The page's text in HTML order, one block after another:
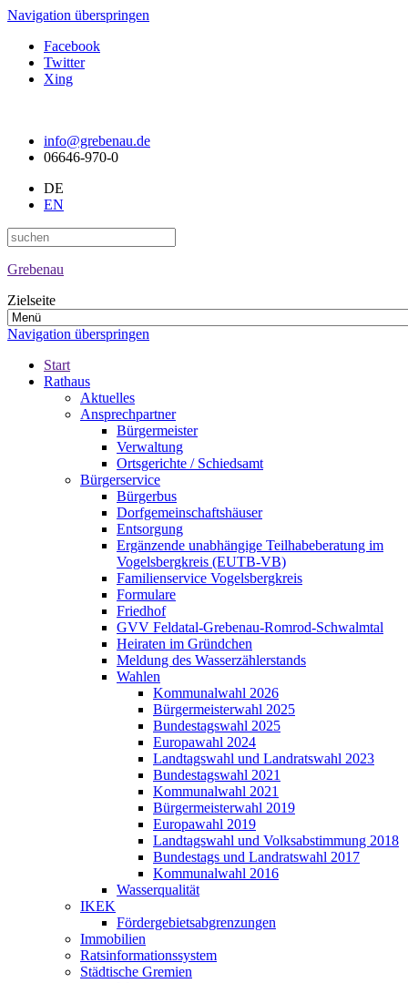
Navigation überspringen
Facebook
Twitter
Xing
info@grebenau.de
06646-970-0
DE
EN
Grebenau
Zielseite
Navigation überspringen
Start
Rathaus
Aktuelles
Ansprechpartner
Bürgermeister
Verwaltung
Ortsgerichte / Schiedsamt
Bürgerservice
Bürgerbus
Dorfgemeinschaftshäuser
Entsorgung
Ergänzende unabhängige Teilhabeberatung im
Vogelsbergkreis (EUTB-VB)
Familienservice Vogelsbergkreis
Formulare
Friedhof
GVV Feldatal-Grebenau-Romrod-Schwalmtal
Heiraten im Gründchen
Meldung des Wasserzählerstands
Wahlen
Kommunalwahl 2026
Bürgermeisterwahl 2025
Bundestagswahl 2025
Europawahl 2024
Landtagswahl und Landratswahl 2023
Bundestagswahl 2021
Kommunalwahl 2021
Bürgermeisterwahl 2019
Europawahl 2019
Landtagswahl und Volksabstimmung 2018
Bundestags und Landratswahl 2017
Kommunalwahl 2016
Wasserqualität
IKEK
Fördergebietsabgrenzungen
Immobilien
Ratsinformationssystem
Städtische Gremien